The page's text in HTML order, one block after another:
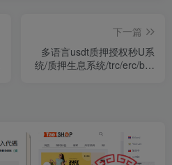
下一篇
多语言usdt质押授权秒U系
统/质押生息系统/trc/erc/bsc